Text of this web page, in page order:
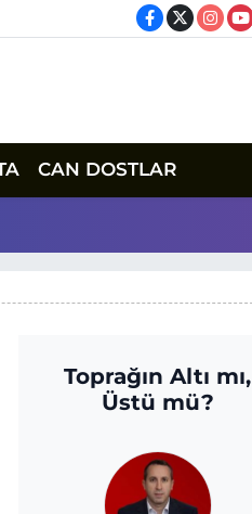
CAN DOSTLAR
Toprağın Altı mı,
Üstü mü?